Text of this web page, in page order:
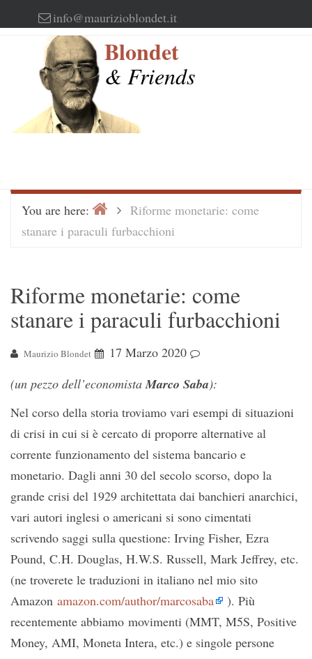
to
info@maurizioblondet.it
Blondet
& Friends
You are here: HomeRiforme monetarie: come
stanare i paraculi furbacchioni
Riforme monetarie: come
stanare i paraculi furbacchioni
Maurizio Blondet
17 Marzo 2020
(un pezzo dell’economistaMarco Saba):
Nel corso della storia troviamo vari esempi di situazioni
di crisi in cui si è cercato di proporre alternative al
corrente funzionamento del sistema bancario e
monetario. Dagli anni 30 del secolo scorso, dopo la
grande crisi del 1929 architettata dai banchieri anarchici,
vari autori inglesi o americani si sono cimentati
scrivendo saggi sulla questione: Irving Fisher, Ezra
Pound, C.H. Douglas, H.W.S. Russell, Mark Jeffrey, etc.
(ne troverete le traduzioni in italiano nel mio sito
Amazon amazon.com/author/marcosaba
). Più
recentemente abbiamo movimenti (MMT, M5S, Positive
Money, AMI, Moneta Intera, etc.) e singole persone